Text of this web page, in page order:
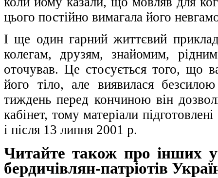
цього постійно вимагала його
І ще один гарний життєвий
колегам, друзям, знайомим,
оточував. Це стосується того, що
його тіло, але виявилася
тиждень перед кончиною він
кабінет, тому матеріали
і після 13 липня 2001 р.
Читайте також про інших
бердичівлян-патріотів